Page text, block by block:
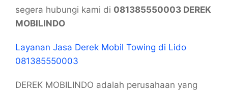
segera hubungi kami di 081385550003 DEREK
MOBILINDO
Layanan Jasa Derek Mobil Towing di Lido
081385550003
DEREK MOBILINDO adalah perusahaan yang